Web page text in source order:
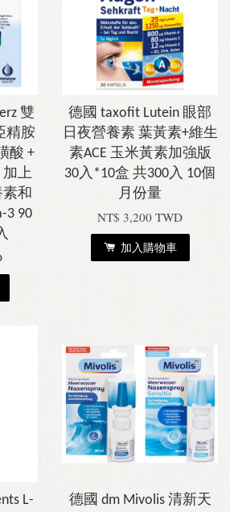
雙
精胺
酸 +
加上
和
3 90
德國 taxofit Lutein 眼部
日夜營養素 葉黃素+維生
素ACE 玉米黃素加強版
30入*10盒 共300入 10個
月份量
NT$ 3,200 TWD
加入購物車
L-
德國 dm Mivolis 清新天